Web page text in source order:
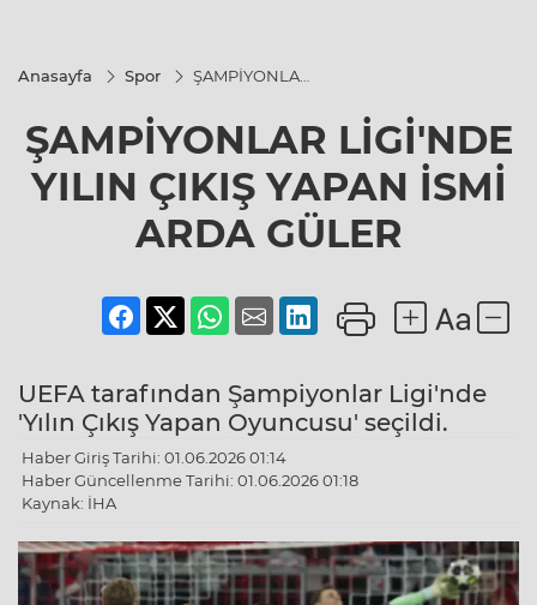
Anasayfa Spor
ŞAMPİYONLAR
İSMİ ARDA
GÜLER
ŞAMPİYONLAR LİGİ'NDE
YILIN ÇIKIŞ YAPAN İSMİ
ARDA GÜLER
UEFA tarafından Şampiyonlar Ligi'nde
'Yılın Çıkış Yapan Oyuncusu' seçildi.
Haber Giriş Tarihi: 01.06.2026 01:14
Haber Güncellenme Tarihi: 01.06.2026 01:18
Kaynak: İHA